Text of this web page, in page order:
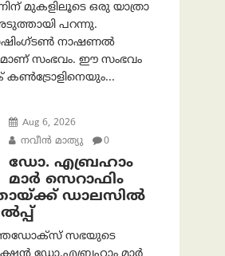
മുകളിലൂടെ ഒരു യാത്രാ
പറന്നു.
നാഷണൽ
സംഭവം. ഈ സംഭവം
Aug 6, 2026
നവീൻ മാത്യു
0
ഡോ. എബ്രഹാം
മാർ സെറാഫിം
ഡാലസിൽ
സഭയുടെ